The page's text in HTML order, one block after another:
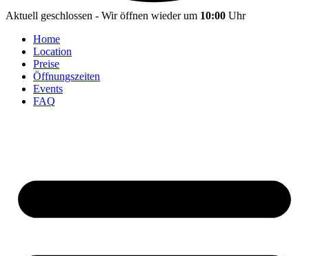
Aktuell geschlossen - Wir öffnen wieder um 10:00 Uhr
Home
Location
Preise
Öffnungszeiten
Events
FAQ